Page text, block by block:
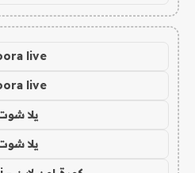
live
live
يلا
يلا